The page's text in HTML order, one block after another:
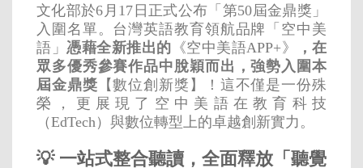
文化部於6月17日正式公布「第50屆金鼎獎」
入圍名單。台灣英語教育領航品牌「空中美
語」憑藉全新推出的 《空中美語APP+》
，在
眾多優秀參賽作品中脫穎而出，強勢入圍本
屆金鼎獎 【數位創新獎】！這不僅是一份殊
榮，更展現了空中美語在教育科技
（EdTech）與數位轉型上的卓越創新實力。
💡 一站式整合聽讀，全面釋放「聽覺